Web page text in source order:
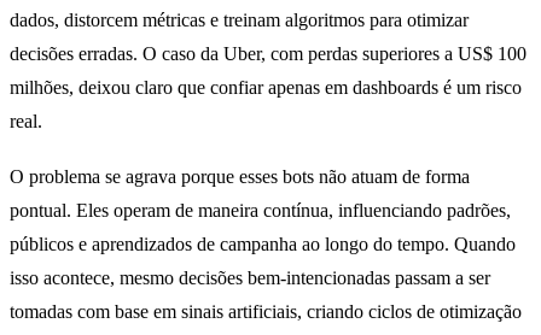
dados, distorcem métricas e treinam algoritmos para otimizar
decisões erradas. O caso da Uber, com perdas superiores a US$ 100
milhões, deixou claro que confiar apenas em dashboards é um risco
real.
O problema se agrava porque esses bots não atuam de forma
pontual. Eles operam de maneira contínua, influenciando padrões,
públicos e aprendizados de campanha ao longo do tempo. Quando
isso acontece, mesmo decisões bem-intencionadas passam a ser
tomadas com base em sinais artificiais, criando ciclos de otimização